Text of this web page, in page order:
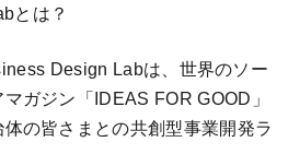
とは？
Design Labは、世界のソー
ガジン「IDEAS FOR GOOD」
の皆さまとの共創型事業開発ラ